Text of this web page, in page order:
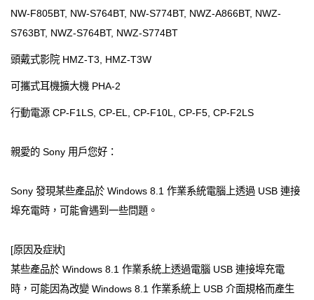
NW-F805BT, NW-S764BT, NW-S774BT, NWZ-A866BT, NWZ-
S763BT, NWZ-S764BT, NWZ-S774BT
頭戴式影院 HMZ-T3, HMZ-T3W
可攜式耳機擴大機 PHA-2
行動電源 CP-F1LS, CP-EL, CP-F10L, CP-F5, CP-F2LS
親愛的 Sony 用戶您好：
Sony 發現某些產品於 Windows 8.1 作業系統電腦上透過 USB 連接
埠充電時，可能會遇到一些問題。
[原因及症狀]
某些產品於 Windows 8.1 作業系統上透過電腦 USB 連接埠充電
時，可能因為改變 Windows 8.1 作業系統上 USB 介面規格而產生